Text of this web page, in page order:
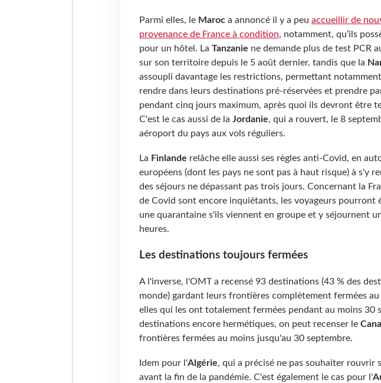
Parmi elles, le Maroc a annoncé il y a peu accueillir de
provenance de France à condition, notamment, qu’ils
pour un hôtel. La Tanzanie ne demande plus de test PCR
sur son territoire depuis le 5 août dernier, tandis que la
assoupli davantage les restrictions, permettant
rendre dans leurs destinations pré-réservées et prendre
pendant cinq jours maximum, après quoi ils devront être
C'est le cas aussi de la Jordanie, qui a rouvert, le 8
aéroport du pays aux vols réguliers.
La Finlande relâche elle aussi ses règles anti-Covid, en
européens (dont les pays ne sont pas à haut risque) à s'y
des séjours ne dépassant pas trois jours. Concernant la
de Covid sont encore inquiétants, les voyageurs pourront
une quarantaine s'ils viennent en groupe et y séjournent
heures.
Les destinations toujours fermées
A l'inverse, l'OMT a recensé 93 destinations (43 % des
monde) gardant leurs frontières complètement fermées
elles qui les ont totalement fermées pendant au moins 30
destinations encore hermétiques, on peut recenser le
frontières fermées au moins jusqu'au 30 septembre.
Idem pour l'Algérie, qui a précisé ne pas souhaiter rouvrir
avant la fin de la pandémie. C'est également le cas pour l'